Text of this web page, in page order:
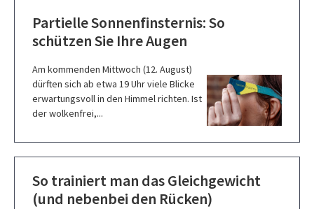
Partielle Sonnenfinsternis: So
schützen Sie Ihre Augen
Am kommenden Mittwoch (12. August)
dürften sich ab etwa 19 Uhr viele Blicke
erwartungsvoll in den Himmel richten. Ist
der wolkenfrei,...
So trainiert man das Gleichgewicht
(und nebenbei den Rücken)